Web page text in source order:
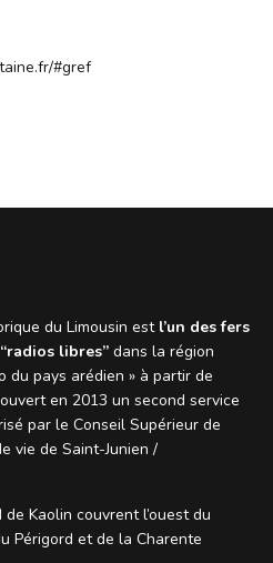
du Limousin est l’un des fers
“radios libres” dans la région
du pays arédien » à partir de
en 2013 un second service
par le Conseil Supérieur de
vie de Saint-Junien /
Kaolin couvrent l’ouest du
Périgord et de la Charente